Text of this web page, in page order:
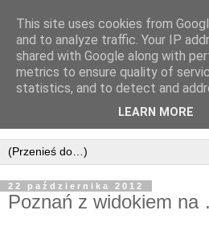
22 października 2012
Poznań z widokiem
This site uses cookies from
and to analyze traffic. Your IP
shared with Google along with
metrics to ensure quality of
statistics, and to detect and
LEARN MORE